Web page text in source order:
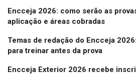
Encceja 2026: como serão as
aplicação e áreas cobradas
Temas de redação do Encceja
para treinar antes da prova
Encceja Exterior 2026 recebe